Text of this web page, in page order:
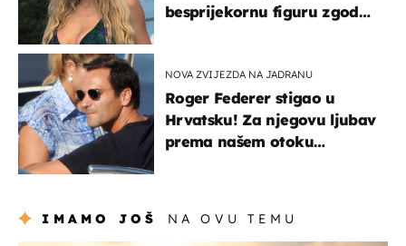
besprijekornu figuru zgodne
NOVA ZVIJEZDA NA JADRANU
Roger Federer stigao u
Hrvatsku! Za njegovu ljubav
prema našem otoku
IMAMO JOŠ NA OVU TEMU